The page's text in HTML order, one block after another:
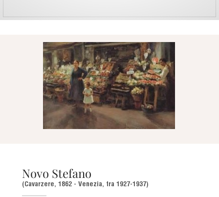
Novo Stefano
(Cavarzere, 1862 - Venezia, tra 1927-1937)